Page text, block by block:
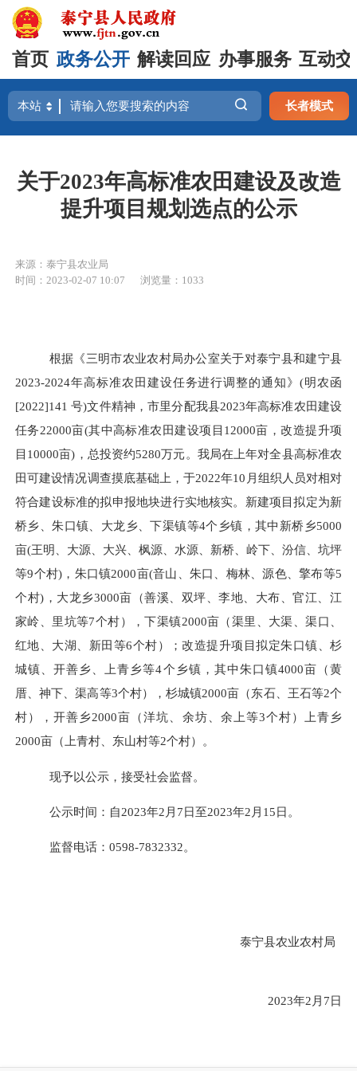
首页 政务公开 解读回应 办事服务 互动
长者模式
关于2023年高标准农田建设及改造
提升项目规划选点的公示
来源：泰宁县农业局
时间：2023-02-07 10:07
浏览量：1033
根据 《三明市农业农村局办公室关于对泰宁县和建宁县
2023-2024年高标准农田建设任务进行调整的通知》(明农函
[2022]141 号)文件精神，市里分配我县2023年高标准农田建设
任务22000亩(其中高标准农田建设项目 12000亩 ，改造提升项
目 10000亩)，总投资约5280万元。我局在上年对全县高标准农
田可建设情况调查摸底基础上 ，于2022年10 月组织人员对相对
符合建设标准的拟申报地块进行实地核实。 新建项目拟定为新
桥乡、朱口镇、大龙乡、下渠镇等4个乡镇，其中新桥乡5000
亩(王明、大源、大兴、枫源、水源、新桥、岭下、汾信、坑坪
等9个村)，朱口镇2000亩(音山、朱口、梅林、源色、擎布等5
个村)，大龙乡3000亩（善溪、双坪、李地、大布、官江、江
家岭、里坑等7个村），下渠镇2000亩（渠里、大渠、渠口、
红地、大湖、新田等6个村）；改造提升项目拟定朱口镇、杉
城镇、开善乡、上青乡等4个乡镇，其中朱口镇4000亩（黄
厝、神下、渠高等3个村），杉城镇2000亩（东石、王石等2个
村），开善乡2000亩（洋坑、余坊、余上等3个村）上青乡
2000亩（上青村、东山村等2个村）。
现予以公示，接受社会监督。
公示时间：自2023年2 月 7日至2023年2 月 15日。
监督电话： 0598-7832332。
泰宁县农业农村局
2023年2 月 7日